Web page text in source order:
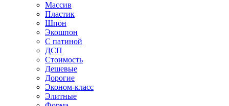
Массив
Пластик
Шпон
Экошпон
С патиной
ДСП
Стоимость
Дешевые
Дорогие
Эконом-класс
Элитные